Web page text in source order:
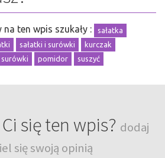
ten wpis szukały :
sałatka
sałatki i surówki
kurczak
surówki pomidor suszyć
się ten wpis? dodaj
się swoją opinią